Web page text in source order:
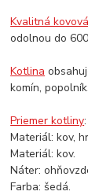
Kvalitná
odolnou do
Kotlina
komín,
Priemer kotliny
Materiál: kov,
Materiál: kov.
Náter:
Farba: šedá.